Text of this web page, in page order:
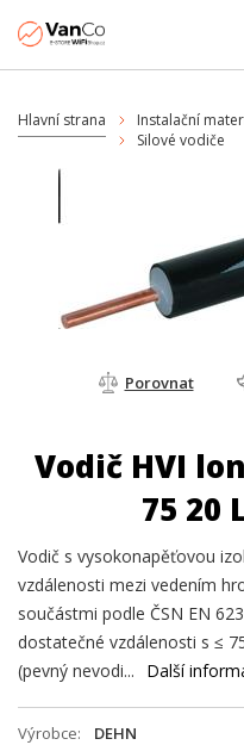
Hlavní strana Instalační
Silové vodiče
Porovnat
Vodič HVI
75 20
Vodič s vysokonapěťovou
vzdálenosti mezi vedením
součástmi podle ČSN EN
dostatečné vzdálenosti s ≤
(pevný nevodi...
Další
Výrobce
DEHN